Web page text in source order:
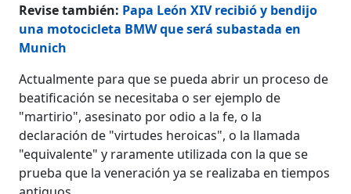
Revise también: Papa León XIV recibió y bendijo
una motocicleta BMW que será subastada en
Munich
Actualmente para que se pueda abrir un proceso de
beatificación se necesitaba o ser ejemplo de
"martirio", asesinato por odio a la fe, o la
declaración de "virtudes heroicas", o la llamada
"equivalente" y raramente utilizada con la que se
prueba que la veneración ya se realizaba en tiempos